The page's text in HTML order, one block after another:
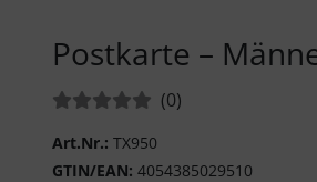
Postkarte –
Bewertungen:(0Bewertungen
)
Art.Nr.: TX950
GTIN/EAN: 4054385029510
um zwischen den Bildern zu